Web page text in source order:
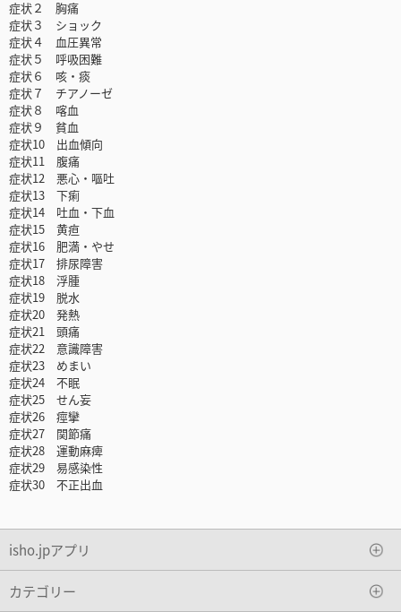
症状２ 胸痛
症状３ ショック
症状４ 血圧異常
症状５ 呼吸困難
症状６ 咳・痰
症状７ チアノーゼ
症状８ 喀血
症状９ 貧血
症状10 出血傾向
症状11 腹痛
症状12 悪心・嘔吐
症状13 下痢
症状14 吐血・下血
症状15 黄疸
症状16 肥満・やせ
症状17 排尿障害
症状18 浮腫
症状19 脱水
症状20 発熱
症状21 頭痛
症状22 意識障害
症状23 めまい
症状24 不眠
症状25 せん妄
症状26 痙攣
症状27 関節痛
症状28 運動麻痺
症状29 易感染性
症状30 不正出血
isho.jpアプリ
カテゴリー